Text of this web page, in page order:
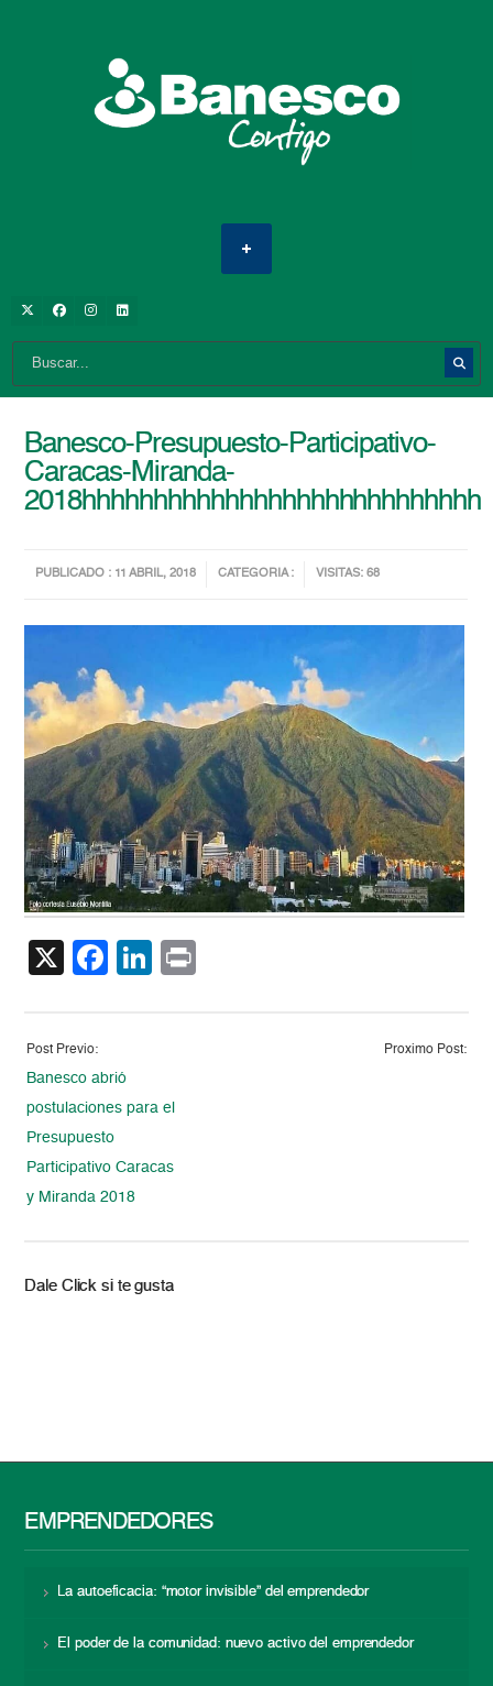
Banesco-Presupuesto-Participativo-
Caracas-Miranda-
2018hhhhhhhhhhhhhhhhhhhhhhhhhhhh
PUBLICADO : 11 ABRIL, 2018 CATEGORIA : VISITAS: 68
X Facebook
LinkedIn
Post Previo:
Banesco abrió
postulaciones para el
Presupuesto
Participativo Caracas
y Miranda 2018
Proximo Post:
Dale Click si te gusta
EMPRENDEDORES
La autoeficacia: “motor invisible” del emprendedor
El poder de la comunidad: nuevo activo del emprendedor